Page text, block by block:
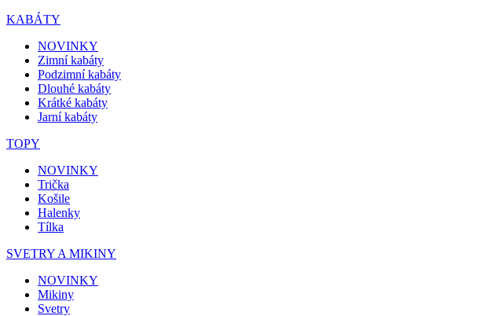
KABÁTY
NOVINKY
Zimní kabáty
Podzimní kabáty
Dlouhé kabáty
Krátké kabáty
Jarní kabáty
TOPY
NOVINKY
Trička
Košile
Halenky
Tílka
SVETRY A MIKINY
NOVINKY
Mikiny
Svetry